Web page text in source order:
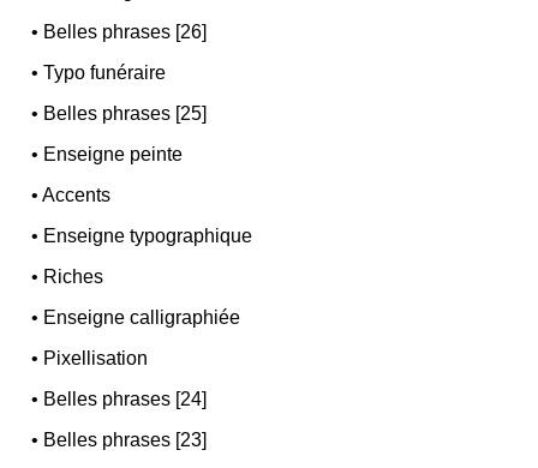
• Belles phrases [26]
•Typo funéraire
• Belles phrases [25]
• Enseigne peinte
•Accents
• Enseigne typographique
• Riches
• Enseigne calligraphiée
• Pixellisation
• Belles phrases [24]
• Belles phrases [23]